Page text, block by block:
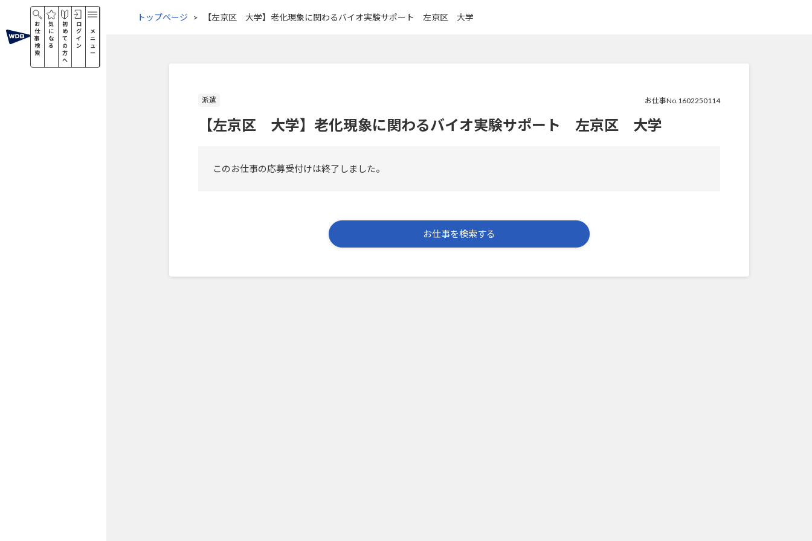
お
仕
事
検
索
気
に
な
る
初
め
て
の
方
へ
ロ
グ
イ
ン
メ
ニ
ュ
ー
トップページ 【左京区 大学】老化現象に関わるバイオ実験サポート 左京区 大学
派遣 お仕事No.1602250114
【左京区 大学】老化現象に関わるバイオ実験サポート 左京区 大学
このお仕事の応募受付けは終了しました。
お仕事を検索する